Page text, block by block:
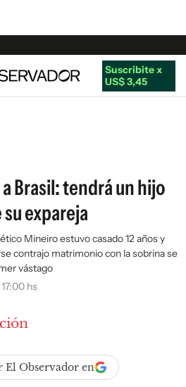
Suscribite x
US$ 3,45
Brasil: tendrá un hijo
expareja
Mineiro estuvo casado 12 años y
contrajo matrimonio con la sobrina se
vástago
17:00 hs
El Observador en